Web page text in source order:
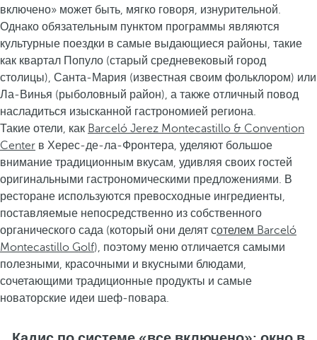
включено» может быть, мягко говоря, изнурительной.
Однако обязательным пунктом программы являются
культурные поездки в самые выдающиеся районы, такие
как квартал Популо (старый средневековый город
столицы), Санта-Мария (известная своим фольклором) или
Ла-Винья (рыболовный район), а также отличный повод
насладиться изысканной гастрономией региона.
Такие отели, как Barceló Jerez Montecastillo & Convention
Center в Херес-де-ла-Фронтера, уделяют большое
внимание традиционным вкусам, удивляя своих гостей
оригинальными гастрономическими предложениями. В
ресторане используются превосходные ингредиенты,
поставляемые непосредственно из собственного
органического сада (который они делят сотелем Barceló
Montecastillo Golf), поэтому меню отличается самыми
полезными, красочными и вкусными блюдами,
сочетающими традиционные продукты и самые
новаторские идеи шеф-повара.